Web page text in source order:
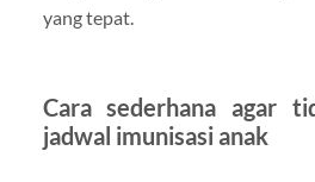
yang tepat.
Cara sederhana agar
jadwal imunisasi anak